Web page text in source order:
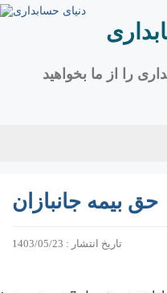
حق بیمه جانبازان
تاریخ انتشار : 1403/05/23